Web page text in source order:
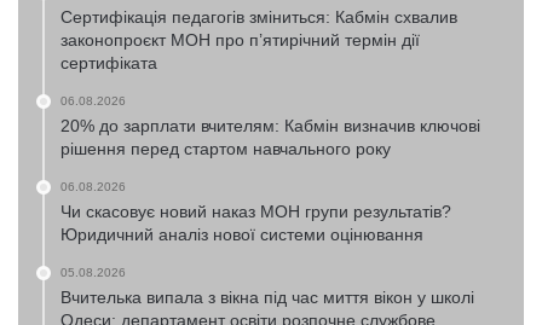
Сертифікація педагогів зміниться: Кабмін схвалив
законопроєкт МОН про п’ятирічний термін дії
сертифіката
06.08.2026
20% до зарплати вчителям: Кабмін визначив ключові
рішення перед стартом навчального року
06.08.2026
Чи скасовує новий наказ МОН групи результатів?
Юридичний аналіз нової системи оцінювання
05.08.2026
Вчителька випала з вікна під час миття вікон у школі
Одеси: департамент освіти розпочне службове